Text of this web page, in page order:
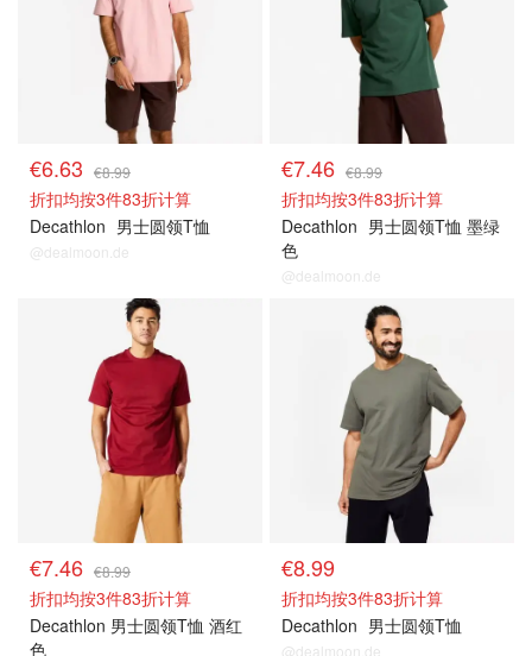
€6.63 €8.99
折扣均按3件83折计算
Decathlon 男士圆领T恤
@dealmoon.de
€7.46 €8.99
折扣均按3件83折计算
Decathlon 男士圆领T恤 墨绿
色
@dealmoon.de
€7.46 €8.99
折扣均按3件83折计算
Decathlon 男士圆领T恤 酒红
色
€8.99
折扣均按3件83折计算
Decathlon 男士圆领T恤
@dealmoon.de